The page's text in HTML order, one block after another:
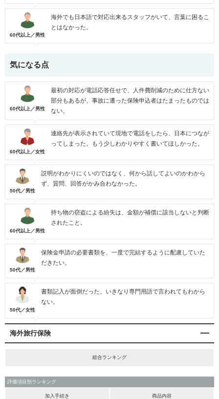
60代以上／男性
海外でも日本語で対応出来るスタッフがいて、言葉に困るこ
とはなかった。
気になる点
60代以上／男性
最初の対応が電話応答任せで、人件費削減のために仕方ない
部分もあるが、事故に遭った保険申込者はたまったものでは
ない。
60代以上／女性
連絡先が表示されていて現地で電話をしたら、日本につなが
ってしまった。もう少しわかりやすく書いてほしかった。
50代／男性
説明がわかりにくいのではなく、何から話してよいのかわから
ず、質問、回答がかみ合わなかった。
60代以上／男性
持ち物の窃盗による紛失は、金額が補償に該当しないと判断
されたこと。
50代／男性
保険金申請の必要書類を、一度で完結するように配慮していた
だきたい。
50代／女性
書類記入が面倒だった。いきなり専門用語で言われてもわから
ない。
海外旅行保険
総合ランキング
評価項目別ランキング
加入手続き 商品内容